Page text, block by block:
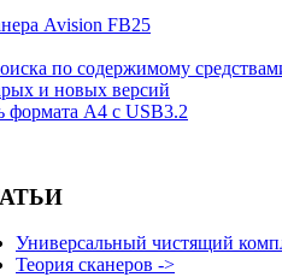
Avision FB25
по содержимому
и новых версий
формата А4 c USB3.2
Универсальный чистящий
Теория сканеров ->